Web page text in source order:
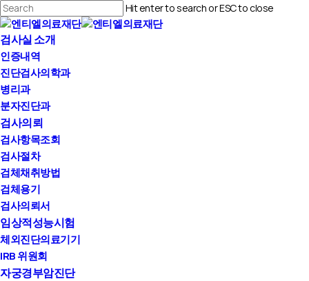
Skip
to
main
content
Hit enter to search or ESC to close
Close
Search
Menu
검사실 소개
인증내역
진단검사의학과
병리과
분자진단과
검사의뢰
검사항목조회
검사절차
검체채취방법
검체용기
검사의뢰서
임상적성능시험
체외진단의료기기
IRB 위원회
자궁경부암진단